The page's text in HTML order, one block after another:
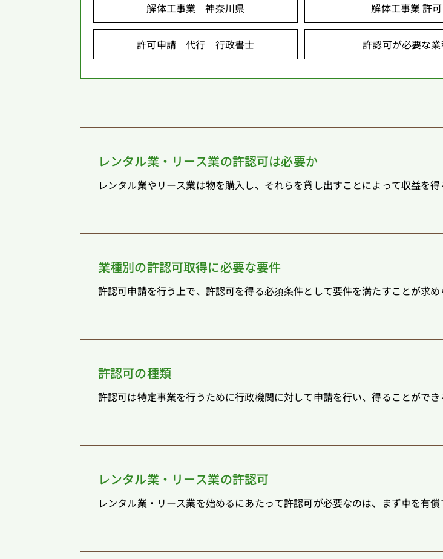
解体工事業 神奈川県 解体工事業 許可
許可申請 代行 行政書士 許認可が必要な
レンタル業・リース業の許認可は必要か
レンタル業やリース業は物を購入し、それらを貸し出すことによって収益を
業種別の許認可取得に必要な要件
許認可申請を行う上で、許認可を得る必須条件として要件を満たすことが求
許認可の種類
許認可は特定事業を行うために行政機関に対して申請を行い、得ることがで
レンタル業・リース業の許認可
レンタル業・リース業を始めるにあたって許認可が必要なのは、まず車を有